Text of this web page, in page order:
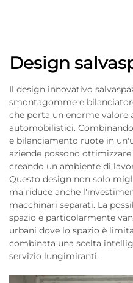
Design
Il design innovativo
smontagomme e
che porta un enorme valore
automobilistici.
e bilanciamento ruote in
aziende possono
creando un ambiente di
Questo design non solo
ma riduce anche
macchinari separati. La
spazio è particolarmente
urbani dove lo spazio è
combinata una scelta
servizio lungimiranti.